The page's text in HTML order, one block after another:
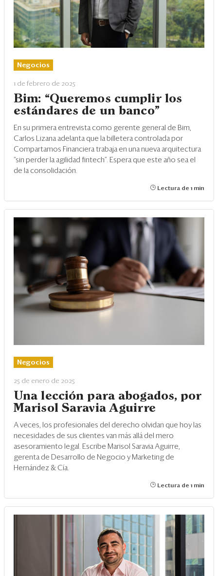
Negocios
1 de febrero de 2025
Bim: “Queremos cumplir los
estándares de un banco”
En su primera entrevista como gerente general de Bim,
Carlos Lizana adelanta que la billetera controlada por
Compartamos Financiera trabaja en una nueva arquitectura
“sin perder la agilidad fintech”. Espera que este año sea el
de la consolidación.
Lectura de 1 min
Negocios
25 de enero de 2025
Una lección para abogados, por
Marisol Saravia Aguirre
A veces, los profesionales del derecho olvidan que hoy las
necesidades de sus clientes van más allá del mero
asesoramiento legal. Escribe Marisol Saravia Aguirre,
gerenta de Desarrollo de Negocio y Marketing de
Hernández & Cía.
Lectura de 1 min